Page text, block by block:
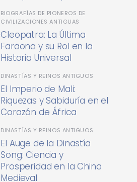
BIOGRAFÍAS DE PIONEROS DE
CIVILIZACIONES ANTIGUAS
Cleopatra: La Última
Faraona y su Rol en la
Historia Universal
DINASTÍAS Y REINOS ANTIGUOS
El Imperio de Mali:
Riquezas y Sabiduría en el
Corazón de África
DINASTÍAS Y REINOS ANTIGUOS
El Auge de la Dinastía
Song: Ciencia y
Prosperidad en la China
Medieval